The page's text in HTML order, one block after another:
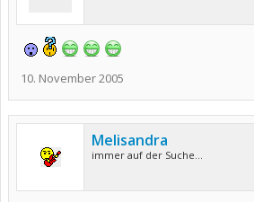
10. November 2005
Melisandra
immer auf der Suche...